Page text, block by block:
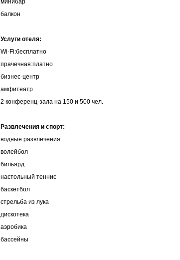
балкон
Услуги отеля:
Wi-Fi:бесплатно
прачечная:платно
бизнес-центр
амфитеатр
2 конференц-зала на 150 и 500 чел.
Развлечения и спорт:
водные развлечения
волейбол
бильярд
настольный теннис
баскетбол
стрельба из лука
дискотека
аэробика
бассейны